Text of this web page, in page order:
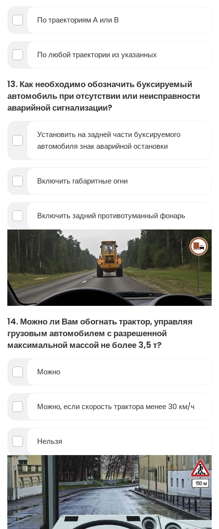
По траекториям А или В
По любой траектории из указанных
13. Как необходимо обозначить буксируемый
автомобиль при отсутствии или неисправности
аварийной сигнализации?
Установить на задней части буксируемого
автомобиля знак аварийной остановки
Включить габаритные огни
Включить задний противотуманный фонарь
14. Можно ли Вам обогнать трактор, управляя
грузовым автомобилем с разрешенной
максимальной массой не более 3,5 т?
Можно
Можно, если скорость трактора менее 30 км/ч
Нельзя